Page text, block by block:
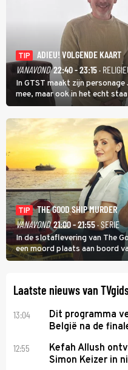
TIP
ADIEU! VOLGENDE KAART
VANAVOND 22:40 - 23:15·
In GTST maakt zijn
mee, maar ook in het echt
vertelt hij in Adieu! Volgende
TIP
THE GOOD SHIP MURDER
VANAVOND 21:00 - 21:55· SERIE
In de slotaflevering van The
een moord plaats aan boord
een bemanningslid het
Laatste nieuws van
13:04
Dit programma
België na de
12:55
Kefah Allush
Simon Keizer in